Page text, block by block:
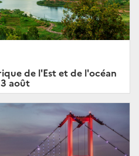
de l'Est et de l'océan
août